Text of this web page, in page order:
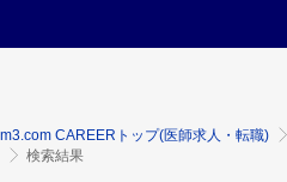
m3.com CAREERトップ(医師求人・転職)
検索結果